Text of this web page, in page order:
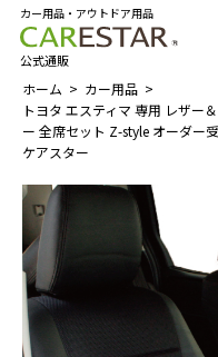
カー用品・アウトドア用品
公式通販
ホーム
カー用品
トヨタ エスティマ 専用 レザー
ー 全席セット Z-style オーダー
ケアスター